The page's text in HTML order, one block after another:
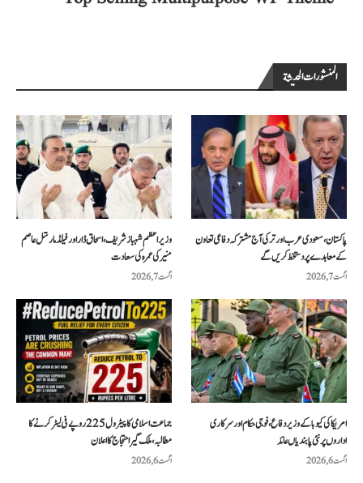
المنشورات الحديثة
وزیراعظم شہباز شریف، اسحاق ڈار اور فیلڈ مارشل عاصم
منیر کی عمرہ کی سعادت
اگست 7, 2026
پاکستان، سعودی عرب اور ترکی آج مشترکہ دفاعی تعاون
کے معاہدے پر دستخط کریں گے
اگست 7, 2026
جماعت اسلامی کا پیٹرول 225 روپے فی لیٹر کرنے کا
مطالبہ، ملک گیر احتجاج کا اعلان
اگست 6, 2026
امریکا کی کیوبا کے وزیر دفاع، فوجی حکام اور سرکاری
اداروں پر نئی پابندیاں عائد
اگست 6, 2026